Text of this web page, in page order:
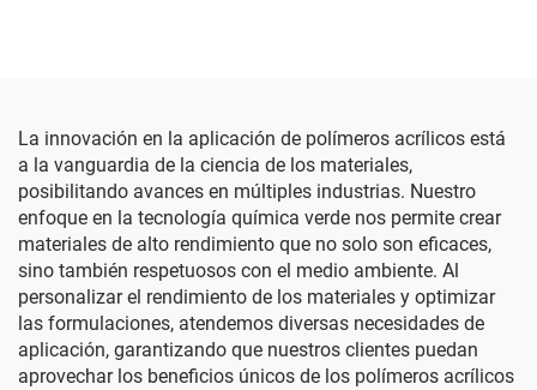
La innovación en la aplicación de polímeros acrílicos está
a la vanguardia de la ciencia de los materiales,
posibilitando avances en múltiples industrias. Nuestro
enfoque en la tecnología química verde nos permite crear
materiales de alto rendimiento que no solo son eficaces,
sino también respetuosos con el medio ambiente. Al
personalizar el rendimiento de los materiales y optimizar
las formulaciones, atendemos diversas necesidades de
aplicación, garantizando que nuestros clientes puedan
aprovechar los beneficios únicos de los polímeros acrílicos